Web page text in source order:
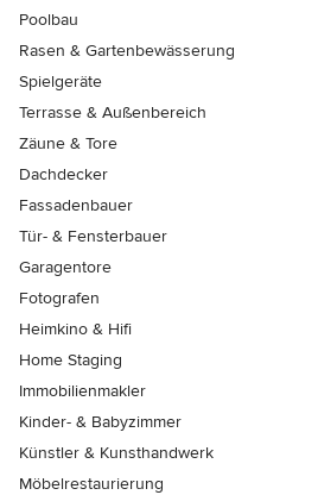
Poolbau
Rasen & Gartenbewässerung
Spielgeräte
Terrasse & Außenbereich
Zäune & Tore
Dachdecker
Fassadenbauer
Tür- & Fensterbauer
Garagentore
Fotografen
Heimkino & Hifi
Home Staging
Immobilienmakler
Kinder- & Babyzimmer
Künstler & Kunsthandwerk
Möbelrestaurierung